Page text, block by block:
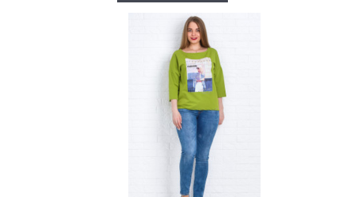
Наклейки Варіант з %